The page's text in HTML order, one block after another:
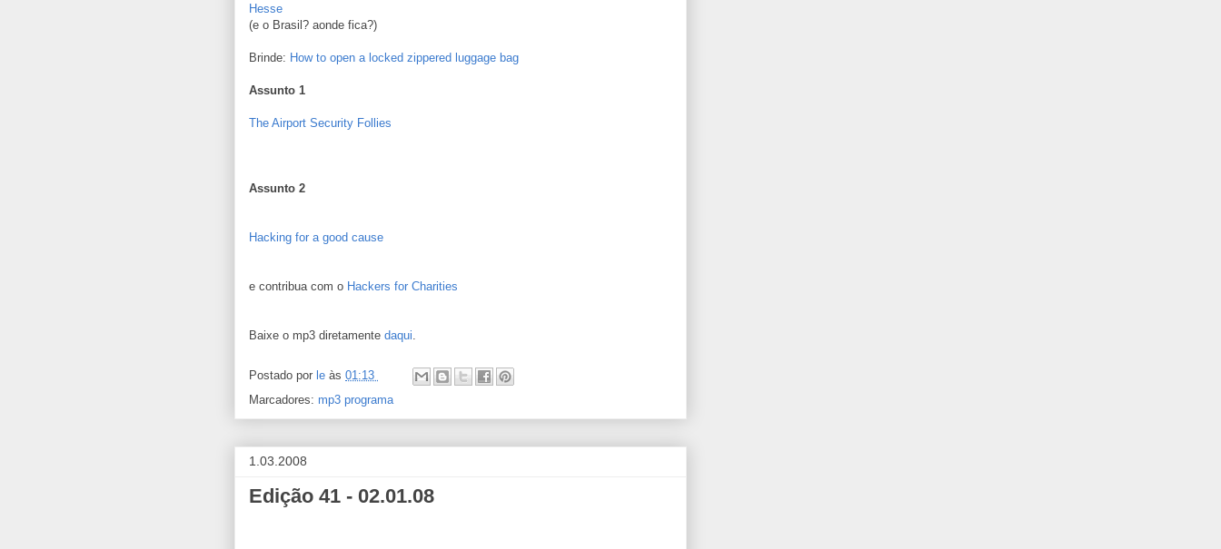
Hesse
(e o Brasil? aonde fica?)
Brinde: How to open a locked zippered luggage bag
Assunto 1
The Airport Security Follies
Assunto 2
Hacking for a good cause
e contribua com o Hackers for Charities
Baixe o mp3 diretamente daqui.
Postado por le às 01:13
Marcadores: mp3 programa
1.03.2008
Edição 41 - 02.01.08